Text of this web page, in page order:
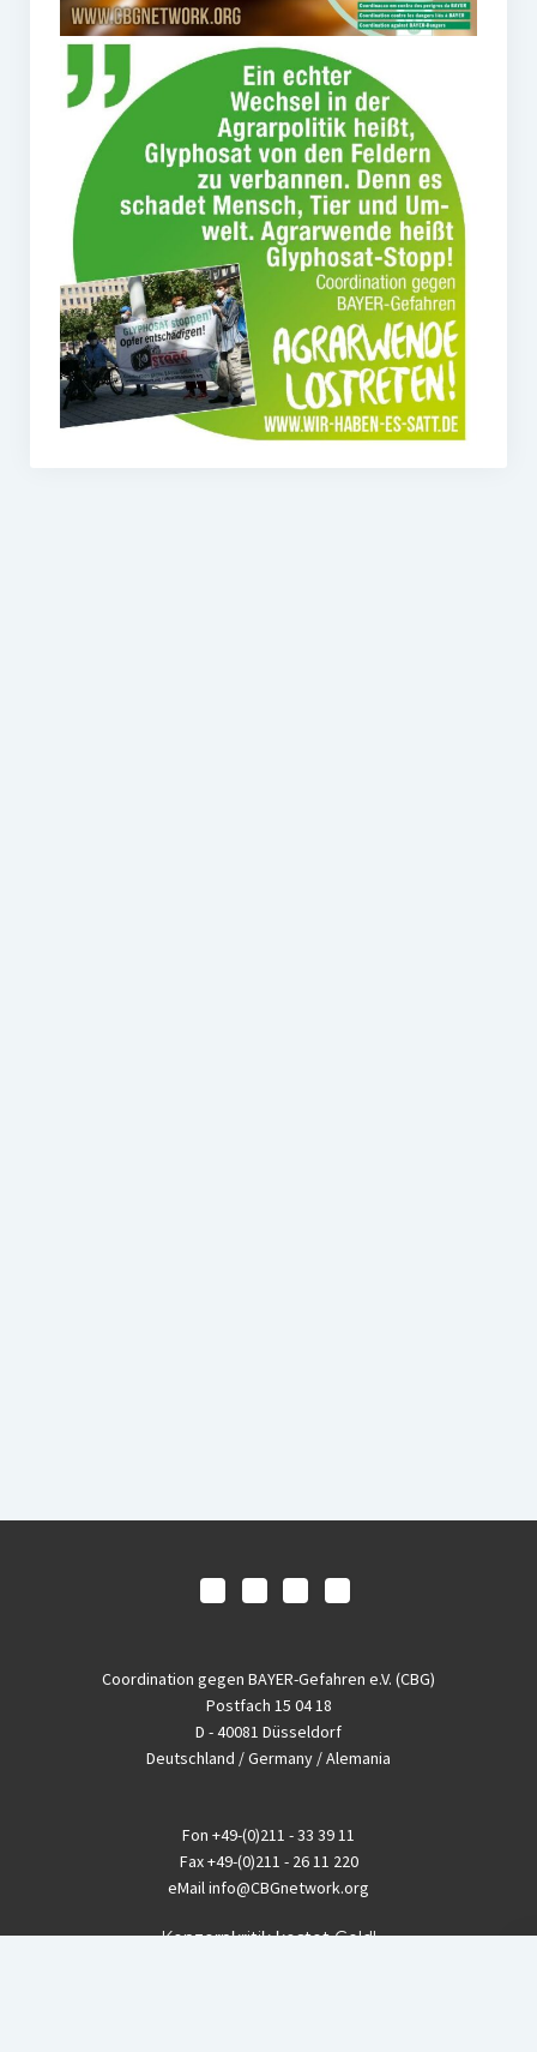
Coordination gegen BAYER-Gefahren e.V. (CBG)
Postfach 15 04 18
D - 40081 Düsseldorf
Deutschland / Germany / Alemania
Fon +49-(0)211 - 33 39 11
Fax+49-(0)211 - 26 11 220
eMailinfo@CBGnetwork.org
Konzernkritik kostet Geld!